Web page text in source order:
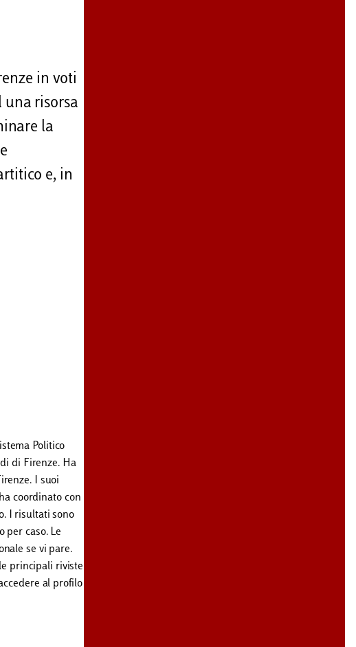
in voti
una risorsa
la
e, in
Politico
di Firenze. Ha
I suoi
coordinato con
I risultati sono
per caso. Le
se vi pare.
principali riviste
al profilo